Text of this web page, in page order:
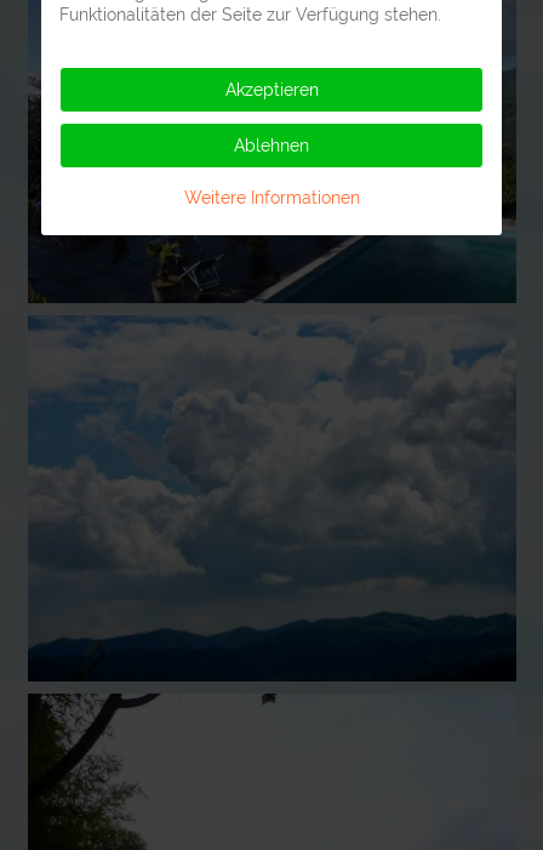
Funktionalitäten der Seite zur Verfügung stehen.
Akzeptieren
Ablehnen
Weitere Informationen